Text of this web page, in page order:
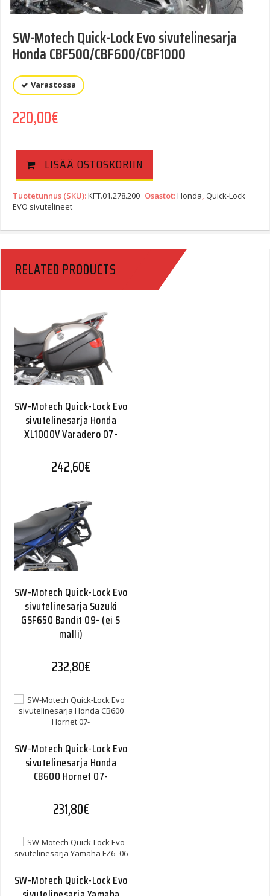
SW-Motech Quick-Lock Evo sivutelinesarja
Honda CBF500/CBF600/CBF1000
Varastossa
220,00€
LISÄÄ OSTOSKORIIN
Tuotetunnus (SKU):KFT.01.278.200 Osastot:Honda Quick-Lock
EVO sivutelineet
RELATED PRODUCTS
SW-Motech Quick-Lock Evo
sivutelinesarja Honda
XL1000V Varadero 07-
242,60€
SW-Motech Quick-Lock Evo
sivutelinesarja Suzuki
GSF650 Bandit 09- (ei S
malli)
232,80€
SW-Motech Quick-Lock Evo
sivutelinesarja Honda
CB600 Hornet 07-
231,80€
SW-Motech Quick-Lock Evo